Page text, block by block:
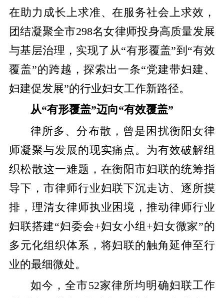
在助力成长上求准、在服务社会上求效，
团结凝聚全市298名女律师投身高质量发展
与基层治理，实现了从“有形覆盖”到“有效
覆盖”的跨越，探索出一条“党建带妇建、
妇建促发展”的行业妇女工作新路径。
从“有形覆盖”迈向“有效覆盖”
律所多、分布散，曾是困扰衡阳女律
师凝聚与发展的现实痛点。为有效破解组
织松散这一难题，在衡阳市妇联的统筹指
导下，市律师行业妇联下沉走访、逐所摸
排，理清女律师执业困境，推动律师行业
妇联搭建“妇委会+妇女小组+妇女微家”的
多元化组织体系，将妇联的触角延伸至行
业的最细微处。
如今，全市52家律所均明确妇联工作